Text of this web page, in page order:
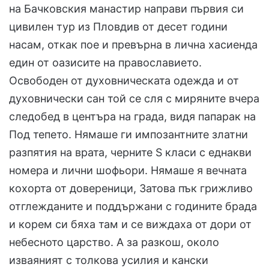
на Бачковския манастир направи първия си
цивилен тур из Пловдив от десет години
насам, откак пое и превърна в лична хасиенда
един от оазисите на православието.
Освободен от духовническата одежда и от
духовнически сан той се сля с миряните вчера
следобед в центъра на града, видя папарак на
Под тепето. Нямаше ги импозантните златни
разпятия на врата, черните S класи с еднакви
номера и лични шофьори. Нямаше я вечната
кохорта от довереници, Затова пък грижливо
отглежданите и поддържани с годините брада
и корем си бяха там и се виждаха от дори от
небесното царство. А за разкош, около
изваяният с толкова усилия и кански